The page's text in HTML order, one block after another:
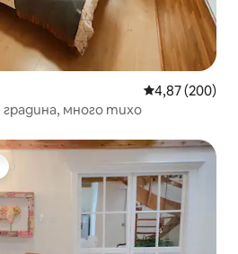
Средна
4,87 (200)
много тихо
гостите